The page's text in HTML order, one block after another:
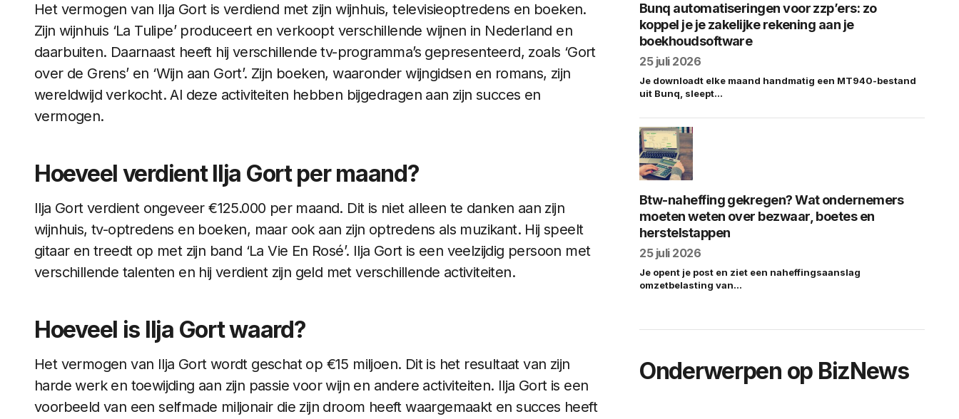
Het vermogen van Ilja Gort is verdiend met zijn wijnhuis, televisieoptredens en boeken.
Zijn wijnhuis ‘La Tulipe’ produceert en verkoopt verschillende wijnen in Nederland en
daarbuiten. Daarnaast heeft hij verschillende tv-programma’s gepresenteerd, zoals ‘Gort
over de Grens’ en ‘Wijn aan Gort’. Zijn boeken, waaronder wijngidsen en romans, zijn
wereldwijd verkocht. Al deze activiteiten hebben bijgedragen aan zijn succes en
vermogen.
Hoeveel verdient Ilja Gort per maand?
Ilja Gort verdient ongeveer €125.000 per maand. Dit is niet alleen te danken aan zijn
wijnhuis, tv-optredens en boeken, maar ook aan zijn optredens als muzikant. Hij speelt
gitaar en treedt op met zijn band ‘La Vie En Rosé’. Ilja Gort is een veelzijdig persoon met
verschillende talenten en hij verdient zijn geld met verschillende activiteiten.
Hoeveel is Ilja Gort waard?
Het vermogen van Ilja Gort wordt geschat op €15 miljoen. Dit is het resultaat van zijn
harde werk en toewijding aan zijn passie voor wijn en andere activiteiten. Ilja Gort is een
voorbeeld van een selfmade miljonair die zijn droom heeft waargemaakt en succes heeft
Bunq automatiseringen voor zzp’ers: zo
koppel je je zakelijke rekening aan je
boekhoudsoftware
25 juli 2026
Je downloadt elke maand handmatig een MT940-bestand
uit Bunq, sleept…
Btw-naheffing gekregen? Wat ondernemers
moeten weten over bezwaar, boetes en
herstelstappen
25 juli 2026
Je opent je post en ziet een naheffingsaanslag
omzetbelasting van…
Onderwerpen op BizNews